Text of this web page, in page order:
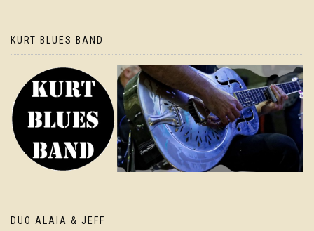
KURT BLUES BAND
DUO ALAIA & JEFF